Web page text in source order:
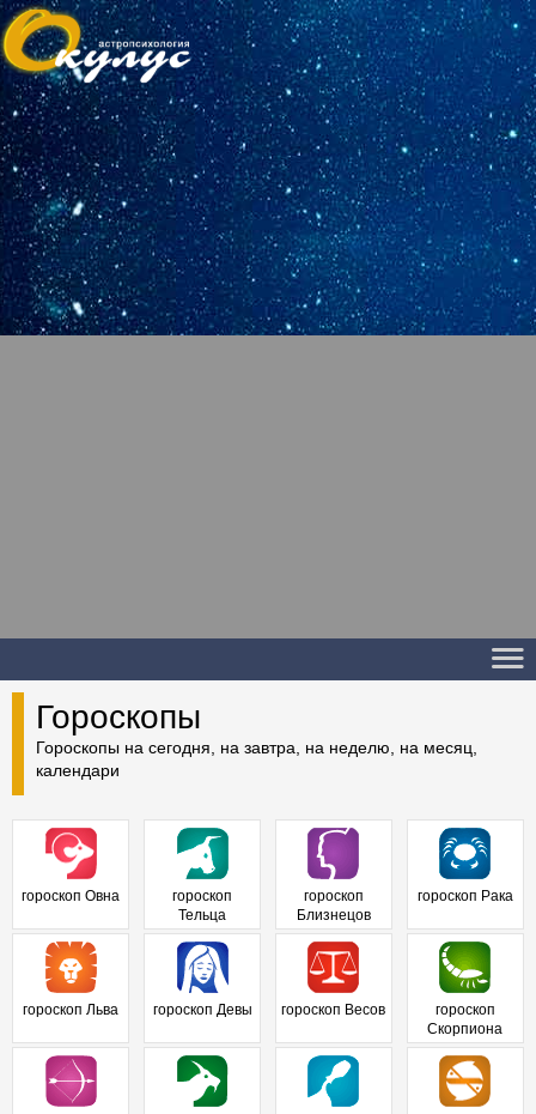
Гороскопы
Гороскопы на сегодня, на завтра, на неделю, на месяц,
календари
гороскоп Овна
гороскоп
Тельца
гороскоп
Близнецов
гороскоп Рака
гороскоп Льва гороскоп Девы гороскоп Весов
гороскоп
Скорпиона